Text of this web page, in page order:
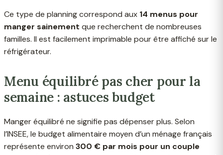
Ce type de planning correspond aux 14 menus pour
manger sainement que recherchent de nombreuses
familles. Il est facilement imprimable pour être affiché sur le
réfrigérateur.
Menu équilibré pas cher pour la
semaine : astuces budget
Manger équilibré ne signifie pas dépenser plus. Selon
l’INSEE, le budget alimentaire moyen d’un ménage français
représente environ 300 € par mois pour un couple